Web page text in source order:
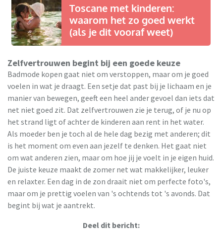
Toscane met kinderen:
waarom het zo goed werkt
(als je dit vooraf weet)
Zelfvertrouwen begint bij een goede keuze
Badmode kopen gaat niet om verstoppen, maar om je goed
voelen in wat je draagt. Een setje dat past bij je lichaam en je
manier van bewegen, geeft een heel ander gevoel dan iets dat
net niet goed zit. Dat zelfvertrouwen zie je terug, of je nu op
het strand ligt of achter de kinderen aan rent in het water.
Als moeder ben je toch al de hele dag bezig met anderen; dit
is het moment om even aan jezelf te denken. Het gaat niet
om wat anderen zien, maar om hoe jij je voelt in je eigen huid.
De juiste keuze maakt de zomer net wat makkelijker, leuker
en relaxter. Een dag in de zon draait niet om perfecte foto's,
maar om je prettig voelen van 's ochtends tot 's avonds. Dat
begint bij wat je aantrekt.
Deel dit bericht: